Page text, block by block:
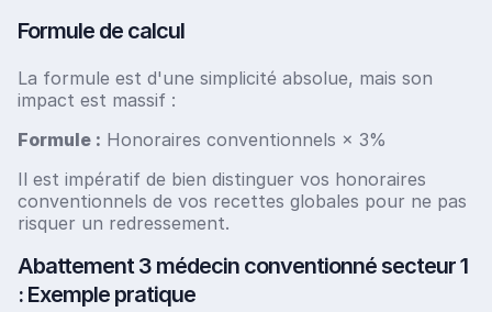
Formule de calcul
La formule est d'une simplicité absolue, mais son
impact est massif :
Formule : Honoraires conventionnels × 3%
Il est impératif de bien distinguer vos honoraires
conventionnels de vos recettes globales pour ne pas
risquer un redressement.
Abattement 3 médecin conventionné secteur 1
: Exemple pratique